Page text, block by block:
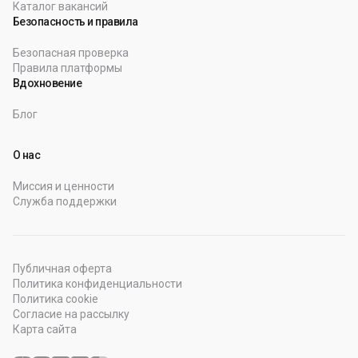
Каталог вакансий
Безопасность и правила
Безопасная проверка
Правила платформы
Вдохновение
Блог
О нас
Миссия и ценности
Служба поддержки
Публичная оферта
Политика конфиденциальности
Политика cookie
Согласие на рассылку
Карта сайта